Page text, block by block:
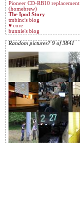
Pioneer CD-RB10 replacement
(homebrew)
The Ipod Story
tmbinc's blog
♥ core
bunnie's blog
Random pictures? 9 of 3841